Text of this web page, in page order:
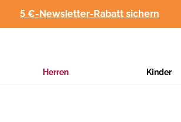
5 €-Newsletter-Rabatt sichern
Herren Kinder